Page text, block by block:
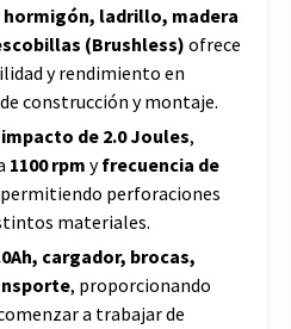
ladrillo, madera
(Brushless) ofrece
y rendimiento en
construcción y montaje.
de 2.0 Joules,
1100 rpm yfrecuencia de
perforaciones
materiales.
cargador, brocas,
, proporcionando
a trabajar de